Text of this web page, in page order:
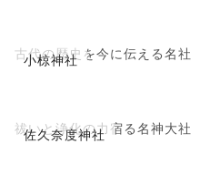
小椋神社
古代の歴史を今に伝える名社
佐久奈度神社
祓いと浄化の力宿る名神大社